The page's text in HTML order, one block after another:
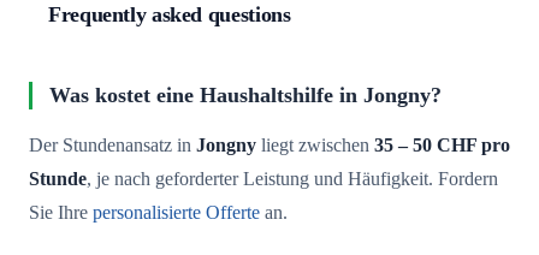
Frequently asked questions
Was kostet eine Haushaltshilfe in Jongny?
Der Stundenansatz in Jongny liegt zwischen 35 – 50 CHF pro
Stunde, je nach geforderter Leistung und Häufigkeit. Fordern
Sie Ihre personalisierte Offerte an.